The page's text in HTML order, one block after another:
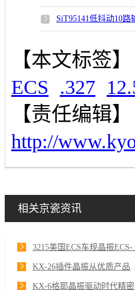
SiT95141低抖动10
【本文标签】
ECS
.327
【责任编辑】
http://
相关京瓷资讯
KX-26插件晶振从